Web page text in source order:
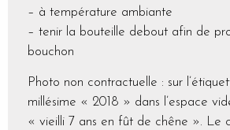
– à température ambiante
– tenir la bouteille debout afin de
bouchon
Photo non contractuelle : sur
millésime « 2018 » dans l’espace
« vieilli 7 ans en fût de chêne ». Le